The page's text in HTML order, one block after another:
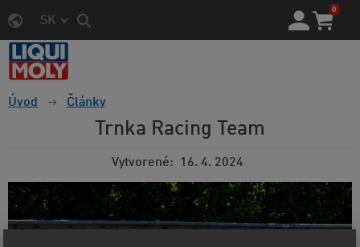
SK
0
Úvod Články
Trnka Racing Team
Vytvorené 16. 4. 2024